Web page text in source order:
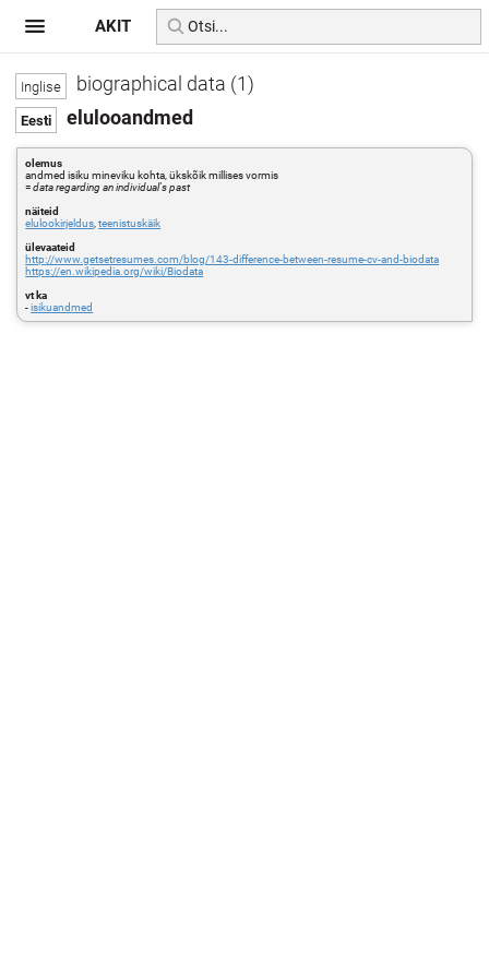
biographical data (1)
elulooandmed
olemus
andmed isiku mineviku kohta, ükskõik millises vormis
=data regarding an individual's past
näiteid
elulookirjeldus ,teenistuskäik
ülevaateid
http://www.getsetresumes.com/blog/143-difference-between-resume-cv-and-biodata
https://en.wikipedia.org/wiki/Biodata
vt ka
-isikuandmed
AKIT